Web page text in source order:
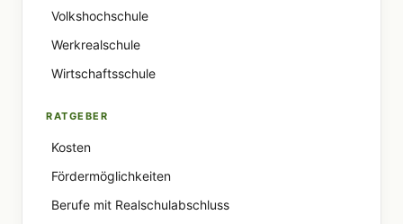
Volkshochschule
Werkrealschule
Wirtschaftsschule
RATGEBER
Kosten
Fördermöglichkeiten
Berufe mit Realschulabschluss